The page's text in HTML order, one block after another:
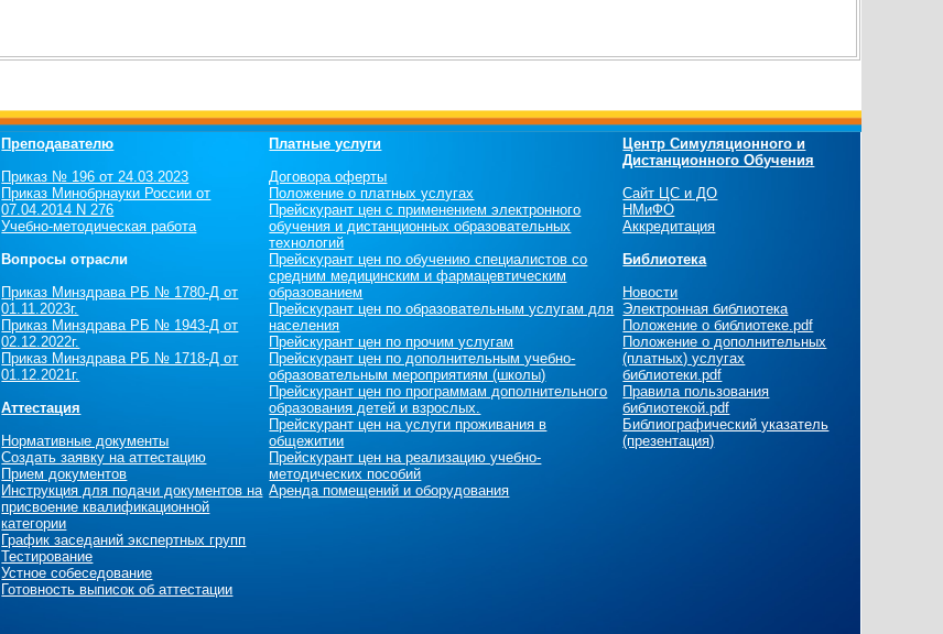
Преподавателю
Приказ № 196 от 24.03.2023
Приказ Минобрнауки России от
07.04.2014 N 276
Учебно-методическая работа
Вопросы отрасли
Приказ Минздрава РБ № 1780-Д от
01.11.2023г.
Приказ Минздрава РБ № 1943-Д от
02.12.2022г.
Приказ Минздрава РБ № 1718-Д от
01.12.2021г.
Аттестация
Нормативные документы
Создать заявку на аттестацию
Прием документов
Инструкция для подачи документов на
присвоение квалификационной
категории
График заседаний экспертных групп
Тестирование
Устное собеседование
Готовность выписок об аттестации
Платные услуги
Договора оферты
Положение о платных услугах
Прейскурант цен c применением электронного
обучения и дистанционных образовательных
технологий
Прейскурант цен по обучению специалистов со
средним медицинским и фармацевтическим
образованием
Прейскурант цен по образовательным услугам для
населения
Прейскурант цен по прочим услугам
Прейскурант цен по дополнительным учебно-
образовательным мероприятиям (школы)
Прейскурант цен по программам дополнительного
образования детей и взрослых.
Прейскурант цен на услуги проживания в
общежитии
Прейскурант цен на реализацию учебно-
методических пособий
Аренда помещений и оборудования
Центр Симуляционного и
Дистанционного Обучения
Сайт ЦС и ДО
НМиФО
Аккредитация
Библиотека
Новости
Электронная библиотека
Положение о библиотеке.pdf
Положение о дополнительных
(платных) услугах
библиотеки.pdf
Правила пользования
библиотекой.pdf
Библиографический указатель
(презентация)